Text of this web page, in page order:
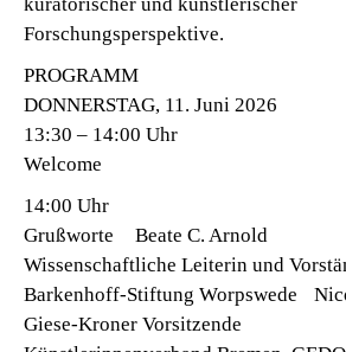
Forschungsperspektive.
PROGRAMM
DONNERSTAG, 11. Juni 2026
13:30 – 14:00 Uhr
Welcome
14:00 Uhr
Grußworte Beate C. Arnold
Wissenschaftliche Leiterin und
Barkenhoff-Stiftung Worpswede
Giese-Kroner Vorsitzende